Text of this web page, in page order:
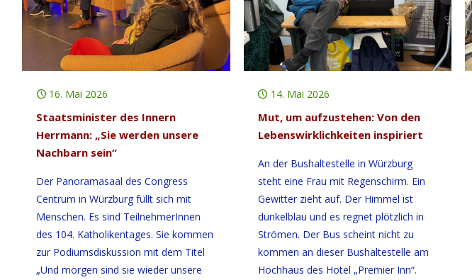
16. Mai 2026
Staatsminister des Innern
Herrmann: „Sie werden unsere
Nachbarn sein“
Der Panoramasaal des Congress
Centrum in Würzburg füllt sich mit
Menschen. Es sind TeilnehmerInnen
des 104. Katholikentages. Sie kommen
zur Podiumsdiskussion mit dem Titel
„Und morgen sind sie wieder unsere
14. Mai 2026
Mut, um aufzustehen: Von den
Lebenswirklichkeiten inspiriert
An der Bushaltestelle in Würzburg
steht eine Frau mit Regenschirm. Ein
Gewitter zieht auf. Der Himmel ist
dunkelblau und es regnet plötzlich in
Strömen. Der Bus scheint nicht zu
kommen an dieser Bushaltestelle am
Hochhaus des Hotel „Premier Inn“.